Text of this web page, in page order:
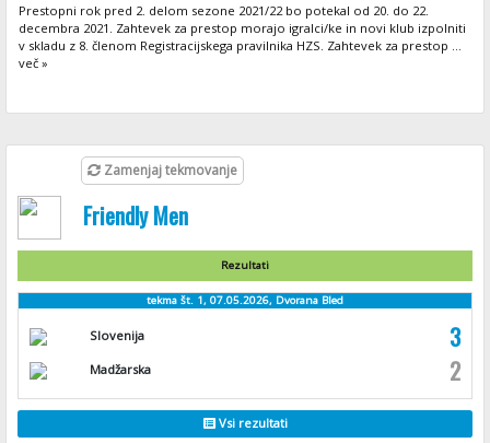
Prestopni rok pred 2. delom sezone 2021/22 bo potekal od 20. do 22.
decembra 2021. Zahtevek za prestop morajo igralci/ke in novi klub izpolniti
v skladu z 8. členom Registracijskega pravilnika HZS. Zahtevek za prestop ...
več »
Zamenjaj tekmovanje
Friendly Men
Rezultati
tekma št. 1, 07.05.2026, Dvorana Bled
Slovenija 3
Madžarska 2
Vsi rezultati